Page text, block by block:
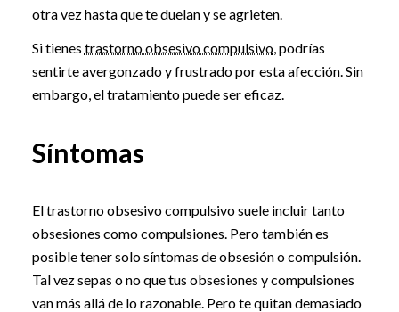
otra vez hasta que te duelan y se agrieten.
Si tienes trastorno obsesivo compulsivo, podrías
sentirte avergonzado y frustrado por esta afección. Sin
embargo, el tratamiento puede ser eficaz.
Síntomas
El trastorno obsesivo compulsivo suele incluir tanto
obsesiones como compulsiones. Pero también es
posible tener solo síntomas de obsesión o compulsión.
Tal vez sepas o no que tus obsesiones y compulsiones
van más allá de lo razonable. Pero te quitan demasiado